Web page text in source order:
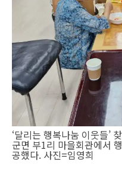
‘달리는 행복나눔 이웃들’
군면 부1리 마을회관에서
공했다. 사진=임영희